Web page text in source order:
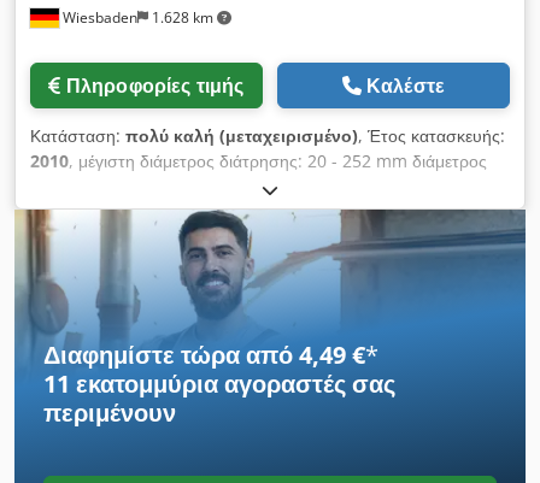
Wiesbaden 1.628 km
Πληροφορίες τιμής Καλέστε
Κατάσταση: πολύ καλή (μεταχειρισμένο), Έτος κατασκευής:
2010, μέγιστη διάμετρος διάτρησης: 20 - 252 mm διάμετρος
διάτρησης σε σκυρόδεμα: 20 - 202 mm Dedpfeznvrpjx
Aqgsck αριθμός ταχυτήτων: 3 ηλεκτρική σύνδεση: 220 V, 2300
W βάρος: 7,4 kg
Διαφημίστε τώρα από 4,49 €*
11 εκατομμύρια αγοραστέςσας
περιμένουν